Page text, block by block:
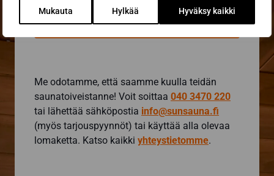
Mukauta Hylkää Hyväksy kaikki
Ota yhteyttä sauna-
asiantuntijaan
Me odotamme, että saamme kuulla teidän
saunatoiveistanne! Voit soittaa 040 3470 220
tai lähettää sähköpostia info@sunsauna.fi
(myös tarjouspyynnöt) tai käyttää alla olevaa
lomaketta. Katso kaikki yhteystietomme.